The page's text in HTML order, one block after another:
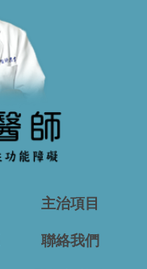
主治項目
聯絡我們